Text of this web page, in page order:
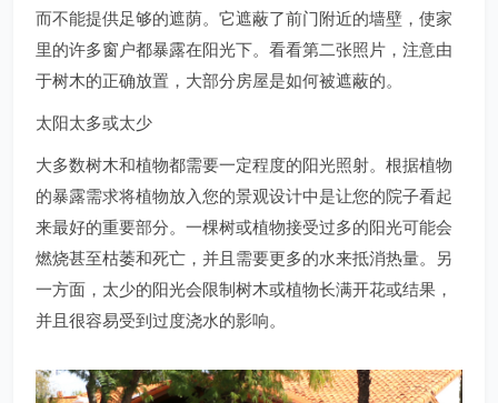
而不能提供足够的遮荫。它遮蔽了前门附近的墙壁，使家
里的许多窗户都暴露在阳光下。看看第二张照片，注意由
于树木的正确放置，大部分房屋是如何被遮蔽的。
太阳太多或太少
大多数树木和植物都需要一定程度的阳光照射。根据植物
的暴露需求将植物放入您的景观设计中是让您的院子看起
来最好的重要部分。一棵树或植物接受过多的阳光可能会
燃烧甚至枯萎和死亡，并且需要更多的水来抵消热量。另
一方面，太少的阳光会限制树木或植物长满开花或结果，
并且很容易受到过度浇水的影响。